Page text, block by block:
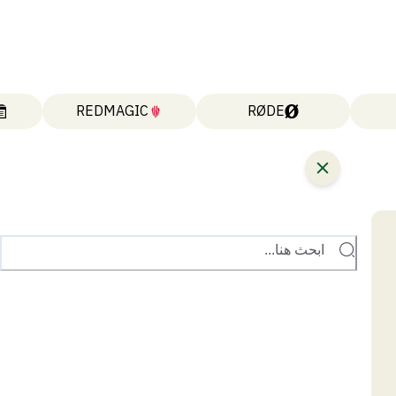
RØDE
REDMAGIC
ابحث هنا...